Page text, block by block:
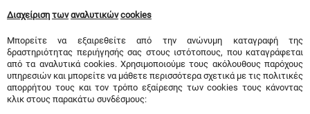
Διαχείριση των αναλυτικών cookies
Μπορείτε να εξαιρεθείτε από την ανώνυμη καταγραφή της
δραστηριότητας περιήγησής σας στους ιστότοπους, που καταγράφεται
από τα αναλυτικά cookies. Χρησιμοποιούμε τους ακόλουθους παρόχους
υπηρεσιών και μπορείτε να μάθετε περισσότερα σχετικά με τις πολιτικές
απορρήτου τους και τον τρόπο εξαίρεσης των cookies τους κάνοντας
κλικ στους παρακάτω συνδέσμους: